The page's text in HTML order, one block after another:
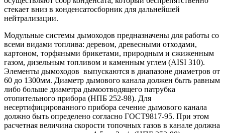
стекает вниз в конденсатосборник для дальнейшей
нейтрализации.
Модульные системы дымоходов предназначены для работы со
всеми видами топлива: деревом, древесными отходами,
картоном, торфяными брикетами, природным и сжиженным
газом, дизельным топливом и каменным углем (AISI 310).
Элементы дымоходов выпускаются в диапазоне диаметров от
60 до 1300мм. Диаметр дымового канала должен быть равным
либо больше диаметра дымоотводящего патрубка
отопительного прибора (НПБ 252-98). Для
несертифицированного прибора сечение дымового канала
должно быть определено согласно ГОСТ9817-95. При этом
расчетная величина скорости топочных газов в канале должна